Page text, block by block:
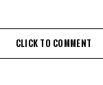
CLICK TO COMMENT